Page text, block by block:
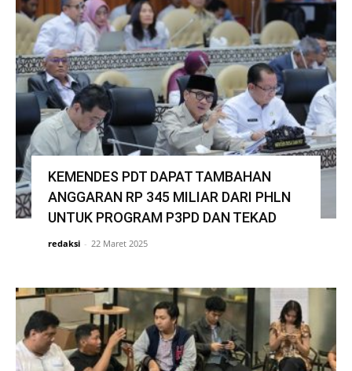
KEMENDES PDT DAPAT TAMBAHAN
ANGGARAN RP 345 MILIAR DARI PHLN
UNTUK PROGRAM P3PD DAN TEKAD
redaksi - 22 Maret 2025